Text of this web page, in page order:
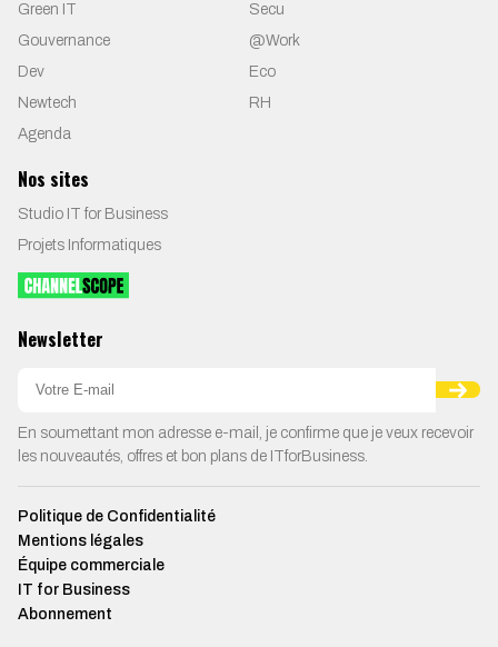
Green IT
Secu
Gouvernance
@Work
Dev
Eco
Newtech
RH
Agenda
Nos sites
Studio IT for Business
Projets Informatiques
Newsletter
En soumettant mon adresse e-mail, je confirme que je veux recevoir
les nouveautés, offres et bon plans de ITforBusiness.
Politique de Confidentialité
Mentions légales
Équipe commerciale
IT for Business
Abonnement